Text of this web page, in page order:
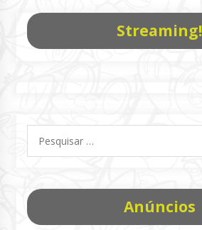
Streaming!
por:
Anúncios